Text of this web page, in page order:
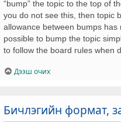
“bump” the topic to the top of
you do not see this, then topic
allowance between bumps
possible to bump the topic
to follow the board rules when
Дээш очих
Бичлэгийн формат,